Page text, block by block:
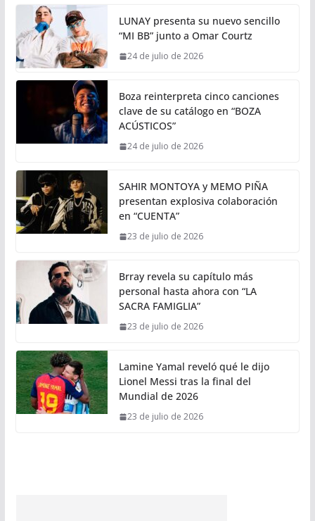
LUNAY presenta su nuevo sencillo
“MI BB” junto a Omar Courtz
24 de julio de 2026
Boza reinterpreta cinco canciones
clave de su catálogo en “BOZA
ACÚSTICOS”
24 de julio de 2026
SAHIR MONTOYA y MEMO PIÑA
presentan explosiva colaboración
en “CUENTA”
23 de julio de 2026
Brray revela su capítulo más
personal hasta ahora con “LA
SACRA FAMIGLIA”
23 de julio de 2026
Lamine Yamal reveló qué le dijo
Lionel Messi tras la final del
Mundial de 2026
23 de julio de 2026